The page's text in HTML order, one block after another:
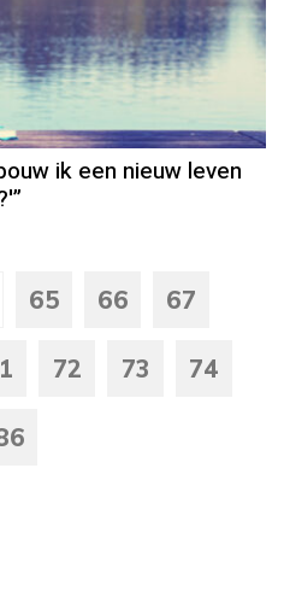
ik een nieuw leven
65 66 67
72 73 74